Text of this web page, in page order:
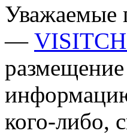
Уважаемые
—
кого-либо,